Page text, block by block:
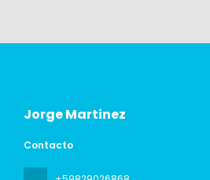
Jorge Martinez
Contacto